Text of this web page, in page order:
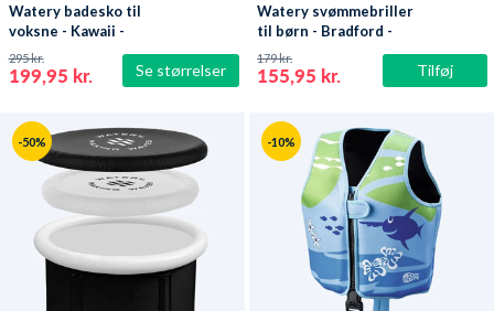
Se størrelser
Watery badesko til
voksne - Kawaii -
Mørkeblå
199,95 kr.
295 kr.
Tilføj
Watery svømmebriller
til børn - Bradford -
Blå/hvid
155,95 kr.
179 kr.
-50% -10%